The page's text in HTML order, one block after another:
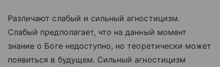
Различают слабый и сильный агностицизм.
Слабый предполагает, что на данный момент
знание о Боге недоступно, но теоретически может
появиться в будущем. Сильный агностицизм